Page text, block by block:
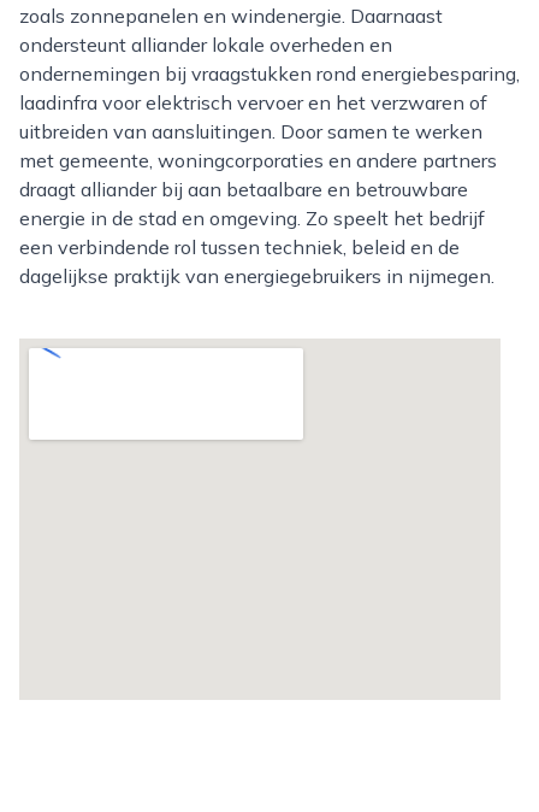
zoals zonnepanelen en windenergie. Daarnaast
ondersteunt alliander lokale overheden en
ondernemingen bij vraagstukken rond energiebesparing,
laadinfra voor elektrisch vervoer en het verzwaren of
uitbreiden van aansluitingen. Door samen te werken
met gemeente, woningcorporaties en andere partners
draagt alliander bij aan betaalbare en betrouwbare
energie in de stad en omgeving. Zo speelt het bedrijf
een verbindende rol tussen techniek, beleid en de
dagelijkse praktijk van energiegebruikers in nijmegen.